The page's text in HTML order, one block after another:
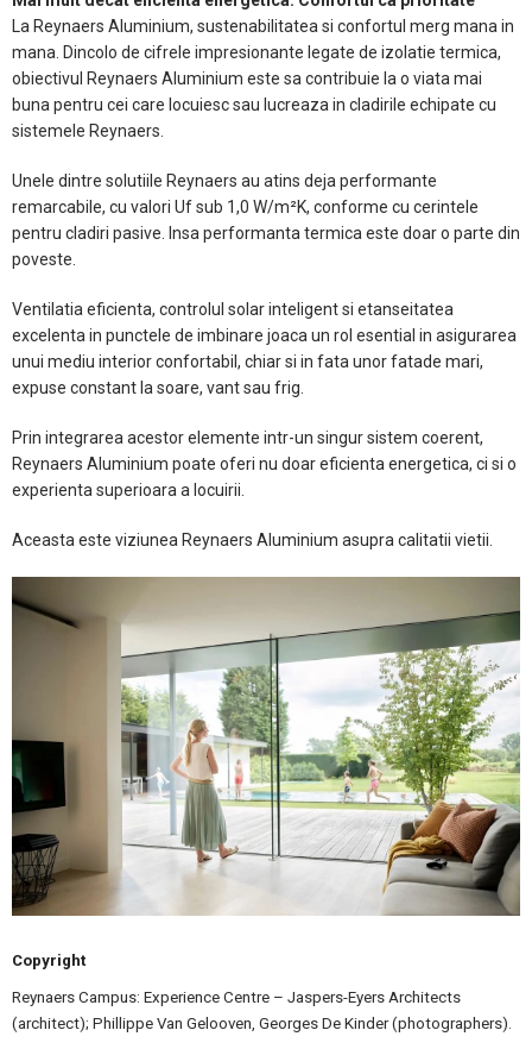
La Reynaers Aluminium, sustenabilitatea si confortul merg mana in
mana. Dincolo de cifrele impresionante legate de izolatie termica,
obiectivul Reynaers Aluminium este sa contribuie la o viata mai
buna pentru cei care locuiesc sau lucreaza in cladirile echipate cu
sistemele Reynaers.
Unele dintre solutiile Reynaers au atins deja performante
remarcabile, cu valori Uf sub 1,0 W/m²K, conforme cu cerintele
pentru cladiri pasive. Insa performanta termica este doar o parte din
poveste.
Ventilatia eficienta, controlul solar inteligent si etanseitatea
excelenta in punctele de imbinare joaca un rol esential in asigurarea
unui mediu interior confortabil, chiar si in fata unor fatade mari,
expuse constant la soare, vant sau frig.
Prin integrarea acestor elemente intr-un singur sistem coerent,
Reynaers Aluminium poate oferi nu doar eficienta energetica, ci si o
experienta superioara a locuirii.
Aceasta este viziunea Reynaers Aluminium asupra calitatii vietii.
Copyright
Reynaers Campus: Experience Centre – Jaspers-Eyers Architects
(architect); Phillippe Van Gelooven, Georges De Kinder (photographers).